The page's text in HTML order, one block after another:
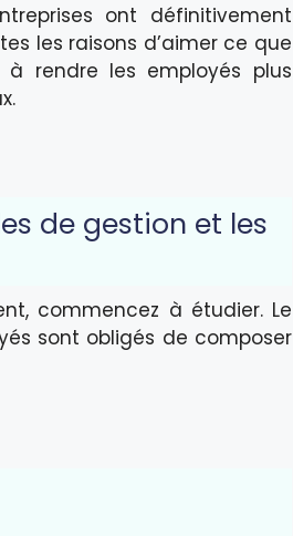
ont définitivement
les raisons d’aimer ce que
à rendre les employés plus
de gestion et les
commencez à étudier. Le
sont obligés de composer